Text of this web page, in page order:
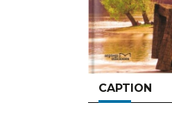
CAPTION